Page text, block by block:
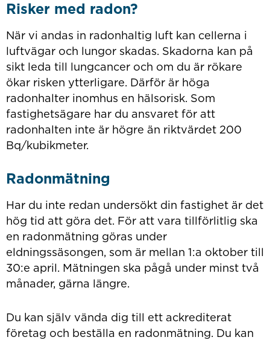
Risker med radon?
När vi andas in radonhaltig luft kan cellerna i
luftvägar och lungor skadas. Skadorna kan på
sikt leda till lungcancer och om du är rökare
ökar risken ytterligare. Därför är höga
radonhalter inomhus en hälsorisk. Som
fastighetsägare har du ansvaret för att
radonhalten inte är högre än riktvärdet 200
Bq/kubikmeter.
Radonmätning
Har du inte redan undersökt din fastighet är det
hög tid att göra det. För att vara tillförlitlig ska
en radonmätning göras under
eldningssäsongen, som är mellan 1:a oktober till
30:e april. Mätningen ska pågå under minst två
månader, gärna längre.
Du kan själv vända dig till ett ackrediterat
företag och beställa en radonmätning. Du kan